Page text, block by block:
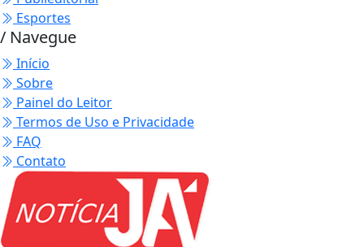
Esportes
/ Navegue
Início
Sobre
Painel do Leitor
Termos de Uso e Privacidade
FAQ
Contato